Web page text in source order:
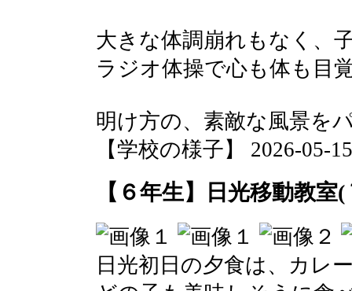
大きな体調崩れもなく、
ラジオ体操で心も体も目
明け方の、素敵な風景を
【学校の様子】 2026-05-
【６年生】日光移動教室(
日光初日の夕食は、カレ